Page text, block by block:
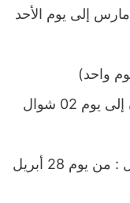
عطلة الفترة البينية الثالثة: من يوم 10 مارس إلى يوم الأحد
عطلة عيد الفطر : من يوم 29 رمضان إلى يوم 02 شوال
عطلة الفترة البينية الرابعة وعيد الشغل : من يوم 28 أبريل